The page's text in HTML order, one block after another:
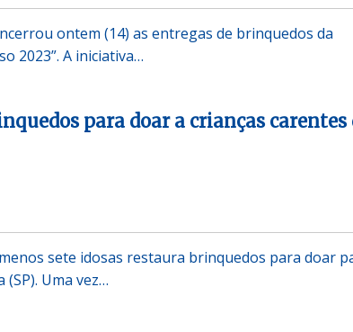
ontem (14) as entregas de brinquedos da
2023”. A iniciativa…
para doar a crianças carentes
sete idosas restaura brinquedos para doar
Uma vez…